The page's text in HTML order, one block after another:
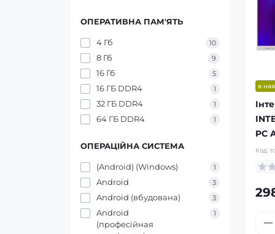
ОПЕРАТИВНА ПАМ'ЯТЬ
4 Гб 10
8 Гб 9
16 Гб 5
16 ГБ DDR4 1
32 ГБ DDR4 1
64 ГБ DDR4 1
ОПЕРАЦІЙНА СИСТЕМА
(Android) (Windows) 1
Android 3
Android (вбудована) 3
Android
(професійная
1
в
PC
Код